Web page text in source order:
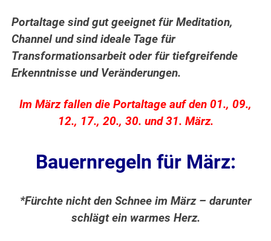
Portaltage sind gut geeignet für Meditation,
Channel und sind ideale Tage für
Transformationsarbeit oder für tiefgreifende
Erkenntnisse und Veränderungen.
Im März fallen die Portaltage auf den 01., 09.,
12., 17., 20., 30. und 31. März.
Bauernregeln für März:
*Fürchte nicht den Schnee im März – darunter
schlägt ein warmes Herz.